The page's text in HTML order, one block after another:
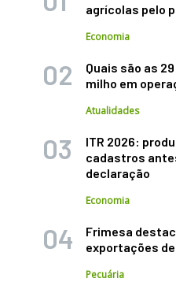
agrícolas pelo
Economia
Quais são as
milho em
Atualidades
ITR 2026:
cadastros
declaração
Economia
Frimesa
exportações
Pecuária